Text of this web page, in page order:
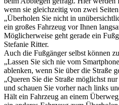
wenn sie gleichzeitig von zwei
„Überholen Sie nicht in
ein großes Fahrzeug vor Ihnen
Möglicherweise geht gerade ein
Stefanie Ritter.
Auch die Fußgänger selbst können
„Lassen Sie sich nie vom
ablenken, wenn Sie über die Straße
„Queren Sie die Straße möglichst
und schauen Sie vorher nach links
Hält ein Fahrzeug an einem